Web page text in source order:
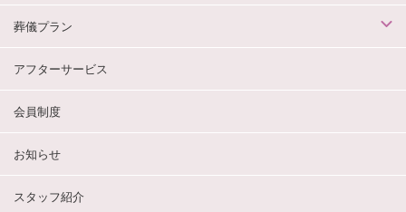
葬儀プラン
アフターサービス
会員制度
お知らせ
スタッフ紹介